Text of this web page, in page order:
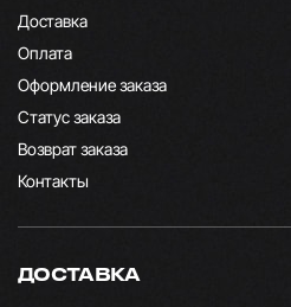
Доставка
Оплата
Оформление заказа
Статус заказа
Возврат заказа
Контакты
ДОСТАВКА